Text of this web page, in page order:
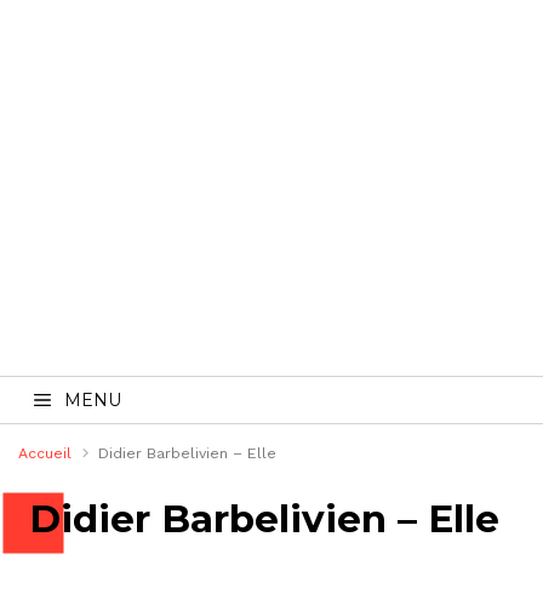
MENU
Accueil Didier Barbelivien – Elle
Didier Barbelivien – Elle